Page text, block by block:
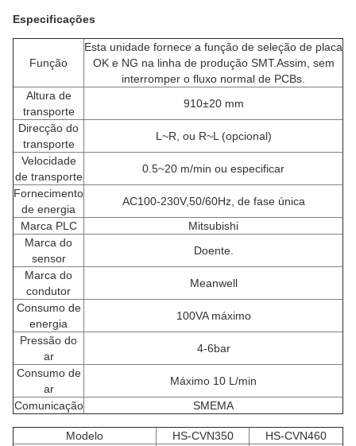
Especificações
Função
Esta unidade fornece a função de seleção de placa
OK e NG na linha de produção SMT.Assim, sem
interromper o fluxo normal de PCBs.
Altura de
transporte
910±20 mm
Direcção do
transporte
L~R, ou R~L (opcional)
Velocidade
de transporte
0.5~20 m/min ou especificar
Fornecimento
de energia
AC100-230V,50/60Hz, de fase única
Marca PLC
Mitsubishi
Marca do
sensor
Doente.
Marca do
condutor
Meanwell
Consumo de
energia
100VA máximo
Pressão do
ar
4-6bar
Consumo de
ar
Máximo 10 L/min
Comunicação
SMEMA
Modelo HS-CVN350
HS-CVN460